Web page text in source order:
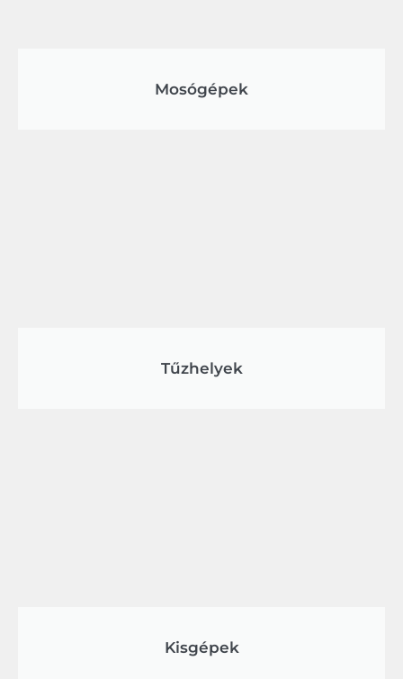
Mosógépek
Tűzhelyek
Kisgépek